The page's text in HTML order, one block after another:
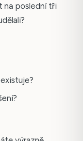
na poslední tři